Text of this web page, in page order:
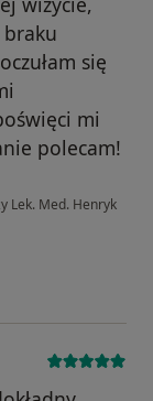
się
mi
polecam!
Lek. Med. Henryk